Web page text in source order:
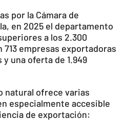
por la Cámara de
en 2025 el departamento
a los 2.300
empresas exportadoras
y una oferta de 1.949
natural ofrece varias
especialmente accesible
de exportación: